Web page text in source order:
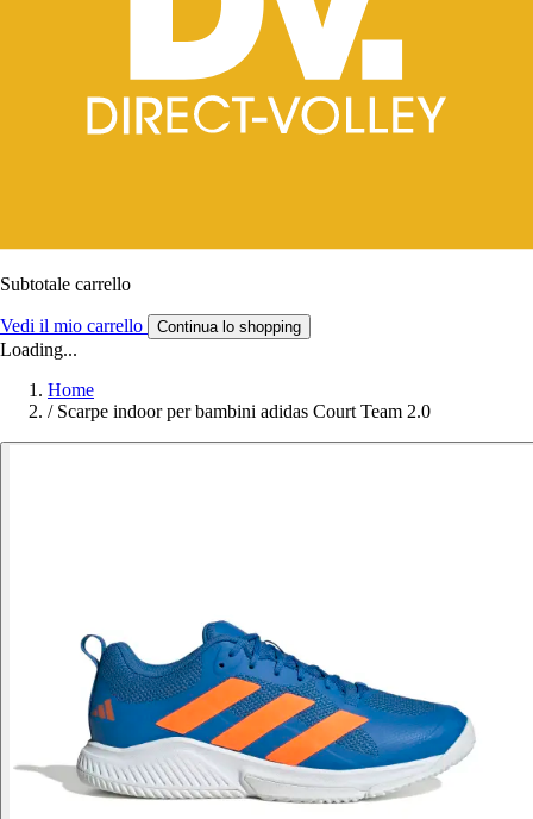
Subtotale carrello
Vedi il mio carrello Continua lo shopping
Loading...
Home
/ Scarpe indoor per bambini adidas Court Team 2.0